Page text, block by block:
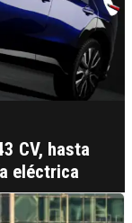
CV, hasta
eléctrica